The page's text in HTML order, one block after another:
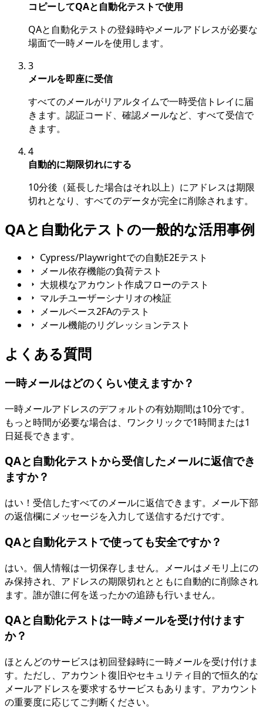
コピーしてQAと自動化テストで使用
QAと自動化テストの登録時やメールアドレスが必要な
場面で一時メールを使用します。
3
メールを即座に受信
すべてのメールがリアルタイムで一時受信トレイに届
きます。認証コード、確認メールなど、すべて受信で
きます。
4
自動的に期限切れにする
10分後（延長した場合はそれ以上）にアドレスは期限
切れとなり、すべてのデータが完全に削除されます。
QAと自動化テストの一般的な活用事例
Cypress/Playwrightでの自動E2Eテスト
メール依存機能の負荷テスト
大規模なアカウント作成フローのテスト
マルチユーザーシナリオの検証
メールベース2FAのテスト
メール機能のリグレッションテスト
よくある質問
一時メールはどのくらい使えますか？
一時メールアドレスのデフォルトの有効期間は10分です。
もっと時間が必要な場合は、ワンクリックで1時間または1
日延長できます。
QAと自動化テストから受信したメールに返信でき
ますか？
はい！受信したすべてのメールに返信できます。メール下部
の返信欄にメッセージを入力して送信するだけです。
QAと自動化テストで使っても安全ですか？
はい。個人情報は一切保存しません。メールはメモリ上にの
み保持され、アドレスの期限切れとともに自動的に削除され
ます。誰が誰に何を送ったかの追跡も行いません。
QAと自動化テストは一時メールを受け付けます
か？
ほとんどのサービスは初回登録時に一時メールを受け付けま
す。ただし、アカウント復旧やセキュリティ目的で恒久的な
メールアドレスを要求するサービスもあります。アカウント
の重要度に応じてご判断ください。